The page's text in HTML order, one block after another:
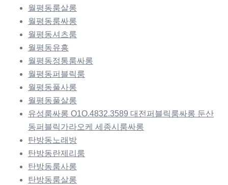
월평동룸살롱
월평동룸싸롱
월평동셔츠룸
월평동유흥
월평동정통룸싸롱
월평동퍼블릭룸
월평동풀사롱
월평동풀살롱
유성룸싸롱 O1O.4832.3589 대전퍼블릭룸싸롱 둔산
동퍼블릭가라오케 세종시룸싸롱
탄방동노래방
탄방동란제리룸
탄방동룸사롱
탄방동룸살롱